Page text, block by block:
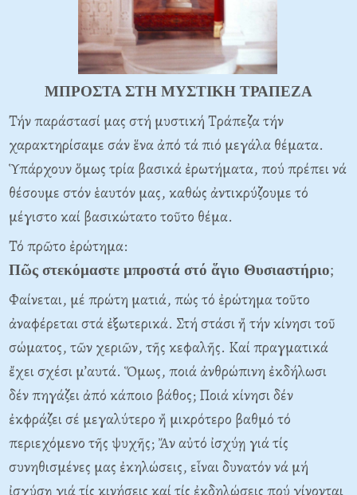
ΜΠΡΟΣΤΑ ΣΤΗ ΜΥΣΤΙΚΗ ΤΡΑΠΕΖΑ
Τήν παράστασί μας στή μυστική Τράπεζα τήν
χαρακτηρίσαμε σάν ἕνα ἀπό τά πιό μεγάλα θέματα.
Ὑπάρχουν ὅμως τρία βασικά ἐρωτήματα, πού πρέπει νά
θέσουμε στόν ἑαυτόν μας, καθώς ἀντικρύζουμε τό
μέγιστο καί βασικώτατο τοῦτο θέμα.
Τό πρῶτο ἐρώτημα:
Πῶς στεκόμαστε μπροστά στό ἅγιο Θυσιαστήριο;
Φαίνεται, μέ πρώτη ματιά, πώς τό ἐρώτημα τοῦτο
ἀναφέρεται στά ἐξωτερικά. Στή στάσι ἤ τήν κίνησι τοῦ
σώματος, τῶν χεριῶν, τῆς κεφαλῆς. Καί πραγματικά
ἔχει σχέσι μ’αυτά. Ὅμως, ποιά ἀνθρώπινη ἐκδήλωσι
δέν πηγάζει ἀπό κάποιο βάθος; Ποιά κίνησι δέν
ἐκφράζει σέ μεγαλύτερο ἤ μικρότερο βαθμό τό
περιεχόμενο τῆς ψυχῆς; Ἄν αὐτό ἰσχύῃ γιά τίς
συνηθισμένες μας ἐκηλώσεις, εἶναι δυνατόν νά μή
ἰσχύσῃ γιά τίς κινήσεις καί τίς ἐκδηλώσεις πού γίνονται